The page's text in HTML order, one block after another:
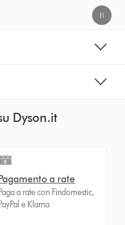
Dyson.it
a rate
Paga a rate con Findomestic,
PayPal e Klarna